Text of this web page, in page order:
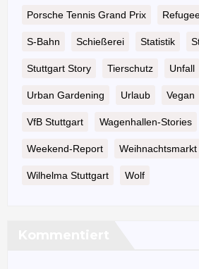
Porsche Tennis Grand Prix
S-Bahn Schießerei Statistik
Stuttgart Story Tierschutz Unfall
Urban Gardening Urlaub Vegan
VfB Stuttgart Wagenhallen-Stories
Weekend-Report Weihnachtsmarkt
Wilhelma Stuttgart Wolf